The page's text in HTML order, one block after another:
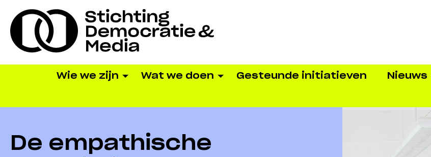
Wie we zijn Wat we doen Gesteunde initiatieven Nieuws
De empathische